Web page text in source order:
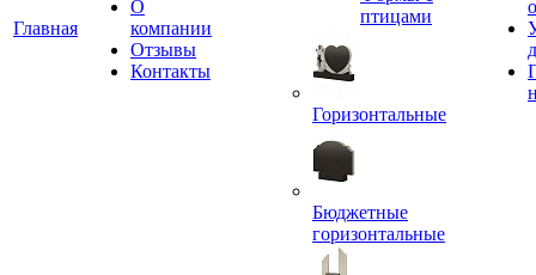
Главная
О
компании
Отзывы
Контакты
птицами
Горизонтальные
Бюджетные
горизонтальные